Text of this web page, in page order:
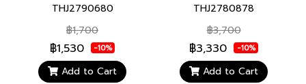
THJ2790680
฿1,700
฿1,530 -10%
Add to Cart
THJ2780878
฿3,700
฿3,330 -10%
Add to Cart